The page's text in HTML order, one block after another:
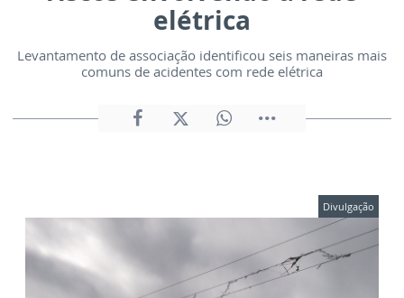
elétrica
Levantamento de associação identificou seis maneiras mais
comuns de acidentes com rede elétrica
Divulgação